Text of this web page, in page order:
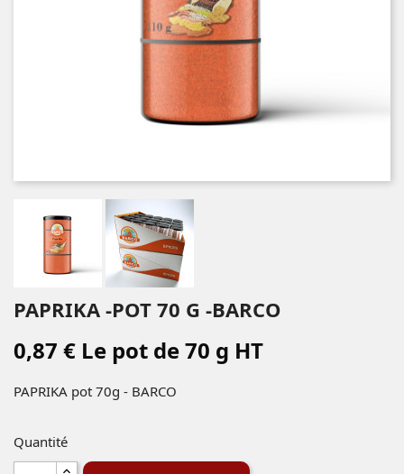
PAPRIKA -POT 70 G -BARCO
0,87 € Le pot de 70 g HT
PAPRIKA pot 70g - BARCO
Quantité